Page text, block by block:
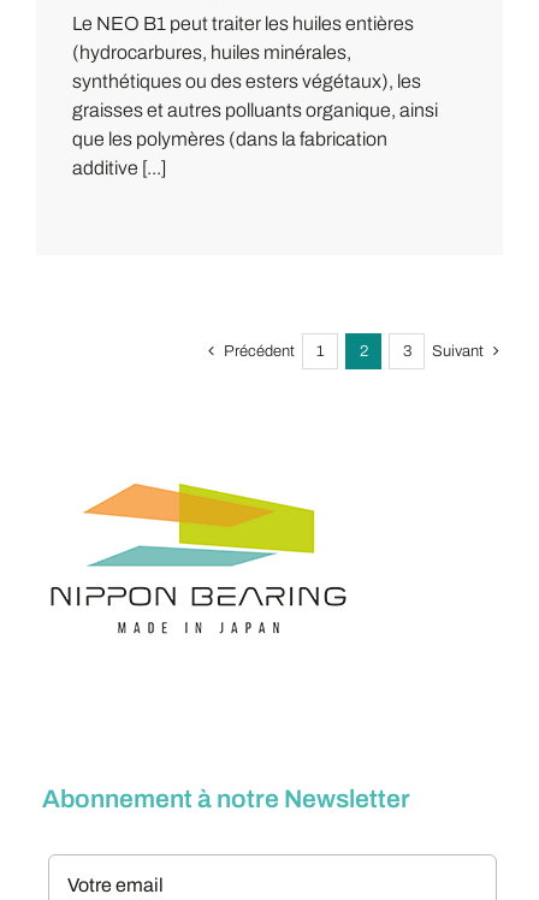
Le NEO B1 peut traiter les huiles entières
(hydrocarbures, huiles minérales,
synthétiques ou des esters végétaux), les
graisses et autres polluants organique, ainsi
que les polymères (dans la fabrication
additive [...]
Précédent 1 2 3 Suivant
Abonnement à notre Newsletter